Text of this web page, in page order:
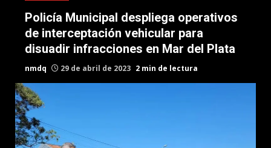
Policía Municipal despliega operativos
de interceptación vehicular para
disuadir infracciones en Mar del Plata
nmdq 29 de abril de 2023 2 min de lectura